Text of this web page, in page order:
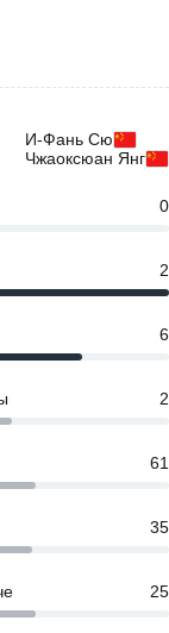
И-Фань Сю
Чжаоксюан Янг
0
2
6
2
61
35
25